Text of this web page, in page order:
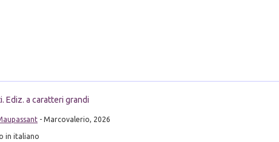
Ediz. a caratteri grandi
- Marcovalerio, 2026
in italiano